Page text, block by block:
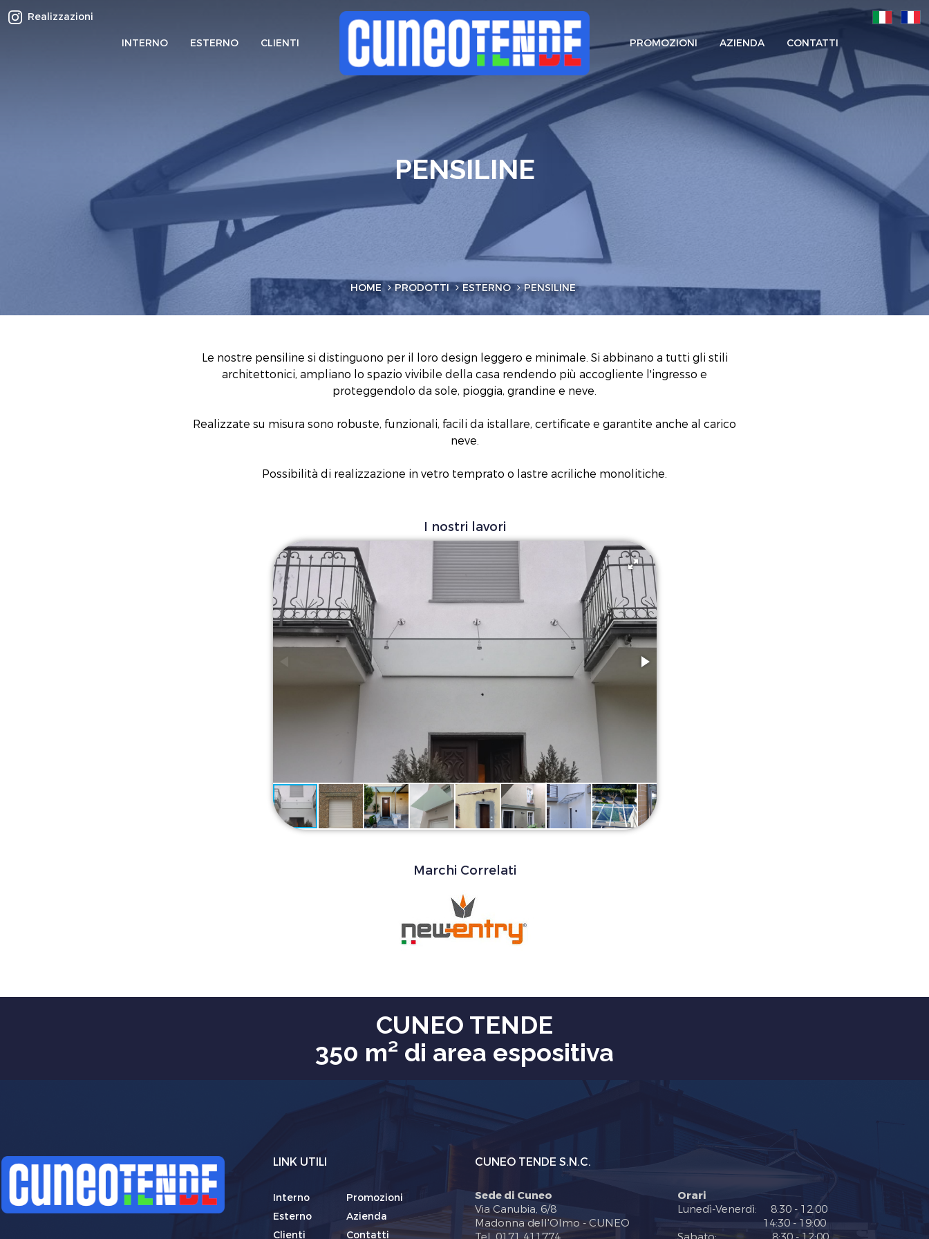
INTERNO ESTERNO CLIENTI PROMOZIONI AZIENDA CONTATTI
Realizzazioni
PENSILINE
HOME PRODOTTI ESTERNO PENSILINE
Le nostre pensiline si distinguono per il loro design leggero e minimale. Si abbinano a tutti gli stili
architettonici, ampliano lo spazio vivibile della casa rendendo più accogliente l'ingresso e
proteggendolo da sole, pioggia, grandine e neve.
Realizzate su misura sono robuste, funzionali, facili da istallare, certificate e garantite anche al carico
neve.
Possibilità di realizzazione in vetro temprato o lastre acriliche monolitiche.
I nostri lavori
Marchi Correlati
CUNEO TENDE
350 m² di area espositiva
LINK UTILI
Interno
Esterno
Clienti
Promozioni
Azienda
Contatti
CUNEO TENDE S.N.C.
Sede di Cuneo
Via Canubia, 6/8
Madonna dell'Olmo - CUNEO
Orari
Lunedì-Venerdì: 8:30 - 12:00
14:30 - 19:00